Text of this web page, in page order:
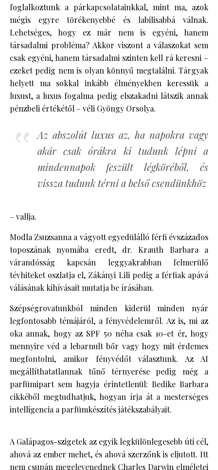
foglalkoztunk a párkapcsolatainkkal, mint ma, azok
mégis egyre törékenyebbé és labilisabbá válnak.
Lehetséges, hogy ez már nem is egyéni, hanem
társadalmi probléma? Akkor viszont a válaszokat sem
csak egyéni, hanem társadalmi szinten kell rá keresni –
ezeket pedig nem is olyan könnyű megtalálni. Tárgyak
helyett ma sokkal inkább élményekben keressük a
luxust, a luxus fogalma pedig elszakadni látszik annak
pénzbeli értékétől – véli Gyöngy Orsolya.
Az abszolút luxus az, ha napokra vagy
akár csak órákra ki tudunk lépni a
mindennapok feszült légköréből, és
vissza tudunk térni a belső csendünkhöz
– vallja.
Modla Zsuzsanna a vágyott egyedülálló férfi évszázados
toposzának nyomába eredt, dr. Krauth Barbara a
várandósság kapcsán leggyakrabban felmerülő
tévhiteket oszlatja el, Zákányi Lili pedig a férfiak apává
válásának kihívásait mutatja be írásában.
Szépségrovatunkból minden kiderül minden nyár
legfontosabb témájáról, a fényvédelemről. Az is, mi az
oka annak, hogy az SPF 50 néha csak 10-et ér, hogy
mennyire véd a lebarnult bőr vagy hogy mit érdemes
megfontolni, amikor fényvédőt választunk. Az AI
megállíthatatlannak tűnő térnyerése pedig még a
parfümipart sem hagyja érintetlenül: Bedike Barbara
cikkéből megtudhatjuk, hogyan írja át a mesterséges
intelligencia a parfümkészítés játékszabályait.
A Galápagos-szigetek az egyik legkülönlegesebb úti cél,
ahová az ember mehet, és ahová szerzőnk is eljutott. Itt
nem csupán megelevenednek Charles Darwin elméletei